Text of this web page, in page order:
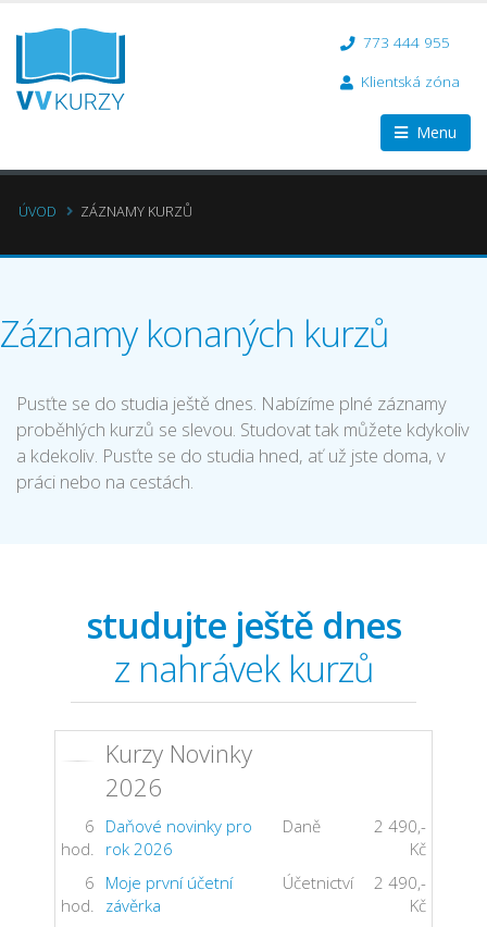
773 444 955
Klientská zóna
Menu
ÚVOD ZÁZNAMY KURZŮ
Záznamy konaných kurzů
Pusťte se do studia ještě dnes. Nabízíme plné záznamy
proběhlých kurzů se slevou. Studovat tak můžete kdykoliv
a kdekoliv. Pusťte se do studia hned, ať už jste doma, v
práci nebo na cestách.
studujte ještě dnes
z nahrávek kurzů
Kurzy Novinky
2026
6
hod.
Daňové novinky pro
rok 2026
Daně
2 490,-
Kč
6
hod.
Moje první účetní
závěrka
Účetnictví
2 490,-
Kč